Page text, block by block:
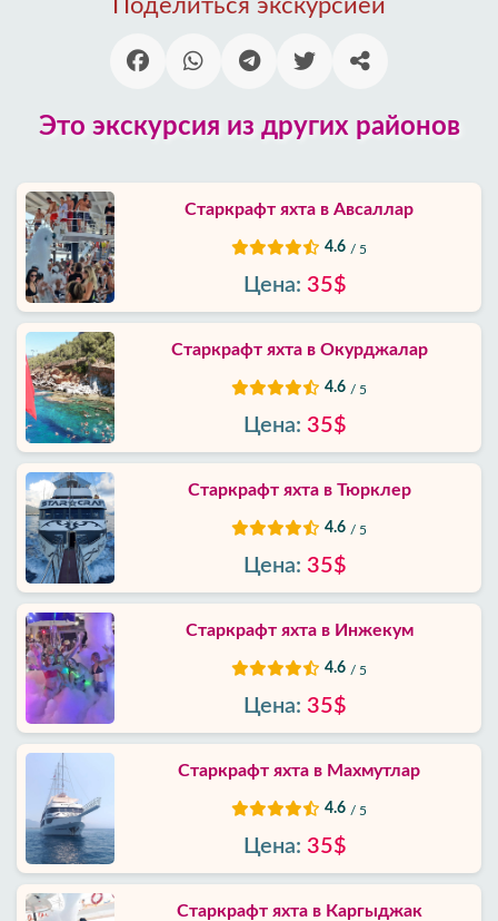
отзывы
нас
Услуги
Условия
положения
Политика
приватности
Контакты
Поделиться экскурсией
Это экскурсия из других районов
Старкрафт яхта в Авсаллар
4.6 / 5
Цена: 35$
Старкрафт яхта в Окурджалар
4.6 / 5
Цена: 35$
Старкрафт яхта в Тюрклер
4.6 / 5
Цена: 35$
Старкрафт яхта в Инжекум
4.6 / 5
Цена: 35$
Старкрафт яхта в Махмутлар
4.6 / 5
Цена: 35$
Старкрафт яхта в Каргыджак‎